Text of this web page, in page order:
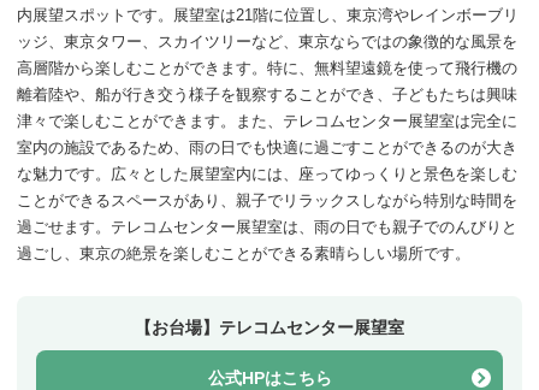
内展望スポットです。展望室は21階に位置し、東京湾やレインボーブリ
ッジ、東京タワー、スカイツリーなど、東京ならではの象徴的な風景を
高層階から楽しむことができます。特に、無料望遠鏡を使って飛行機の
離着陸や、船が行き交う様子を観察することができ、子どもたちは興味
津々で楽しむことができます。また、テレコムセンター展望室は完全に
室内の施設であるため、雨の日でも快適に過ごすことができるのが大き
な魅力です。広々とした展望室内には、座ってゆっくりと景色を楽しむ
ことができるスペースがあり、親子でリラックスしながら特別な時間を
過ごせます。テレコムセンター展望室は、雨の日でも親子でのんびりと
過ごし、東京の絶景を楽しむことができる素晴らしい場所です。
【お台場】テレコムセンター展望室
公式HPはこちら